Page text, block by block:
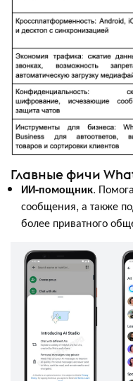
Главные фичи
ИИ-помощник.
сообщения, а также
более приватного